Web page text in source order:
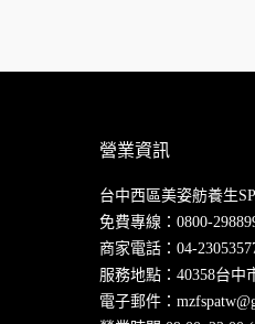
營業資訊
台中西區美姿舫養生
免費專線： 0800-
商家電話： 04-
服務地點：40358台中
電子郵件：